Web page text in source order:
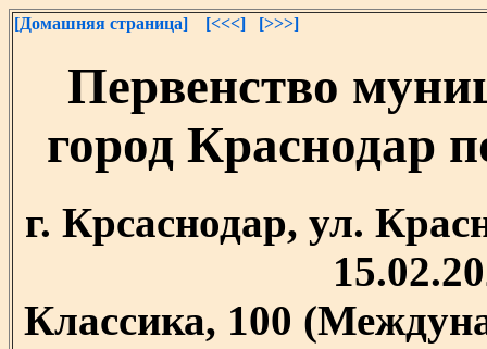
[Домашняя страница] [<<<] [>>>]
Первенство
город Краснодар
г. Крсаснодар, ул.
Классика, 100